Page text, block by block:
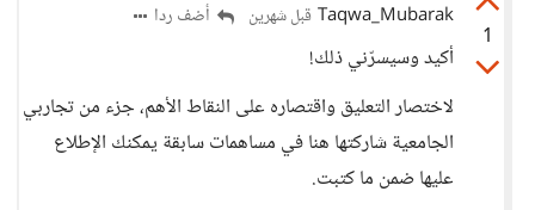
1
Taqwa_Mubarak قبل شهرين أضف ردا
أكيد وسيسرّني ذلك!
لاختصار التعليق واقتصاره على النقاط الأهم، جزء من تجاربي
الجامعية شاركتها هنا في مساهمات سابقة يمكنك الإطلاع
عليها ضمن ما كتبت.